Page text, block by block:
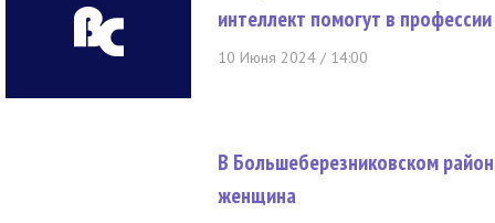
интеллект помогут в профессии
10 Июня 2024 / 14:00
В Большеберезниковском
женщина